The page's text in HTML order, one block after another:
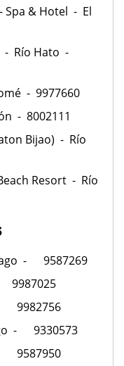
Spa & Hotel - El
- Río Hato -
- 9977660
- 8002111
Bijao) - Río
Resort - Río
- 9587269
9987025
9982756
- 9330573
9587950